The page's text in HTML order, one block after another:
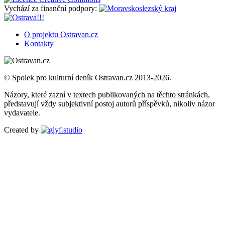
Vychází za finanční podpory:
O projektu Ostravan.cz
Kontakty
© Spolek pro kulturní deník Ostravan.cz 2013-2026.
Názory, které zazní v textech publikovaných na těchto stránkách,
představují vždy subjektivní postoj autorů příspěvků, nikoliv názor
vydavatele.
Created by